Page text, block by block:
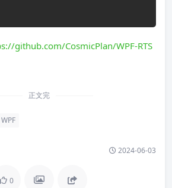
github.com/CosmicPlan/WPF-RTS
正文完
WPF
2024-06-03
0